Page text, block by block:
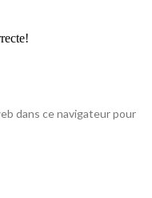
dans ce navigateur pour